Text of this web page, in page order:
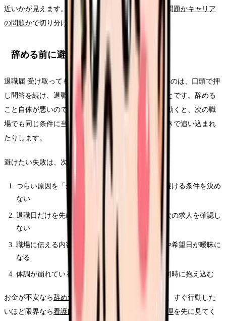
近いかが見えます。判断がつかない場合は、
職場の問題かキャリア
の問題かで切り分けてください。
辞める前に避けたい失敗
退職届 受け取ってもらえない 看護師で一番避けたいのは、口頭で押
し問答を続け、退職意思を示した記録が残らないことです。辞める
こと自体が悪いのではありません。準備不足のまま動くと、次の職
場でも同じ条件に当たったり、退職後のお金や手続きで追い込まれ
たりします。
避けたい失敗は、次の4つです。
つらい原因を「全部」として扱い、次の職場で避ける条件を決め
ない
退職日だけを先に決め、生活費・有休・保険・次の求人を確認し
ない
職場に伝える内容が感情だけになり、退職理由や希望日が曖昧に
なる
体調が崩れているのに、転職活動と退職交渉を同時に抱え込む
お金が不安なら辞めたいけどお金が不安な時の整理
、すぐ行動した
いほど限界なら看護師を今すぐ辞めたい時の行動整理を先に見てく